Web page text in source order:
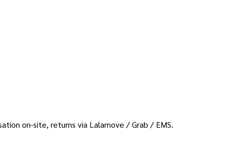
on-site, returns via Lalamove / Grab / EMS.